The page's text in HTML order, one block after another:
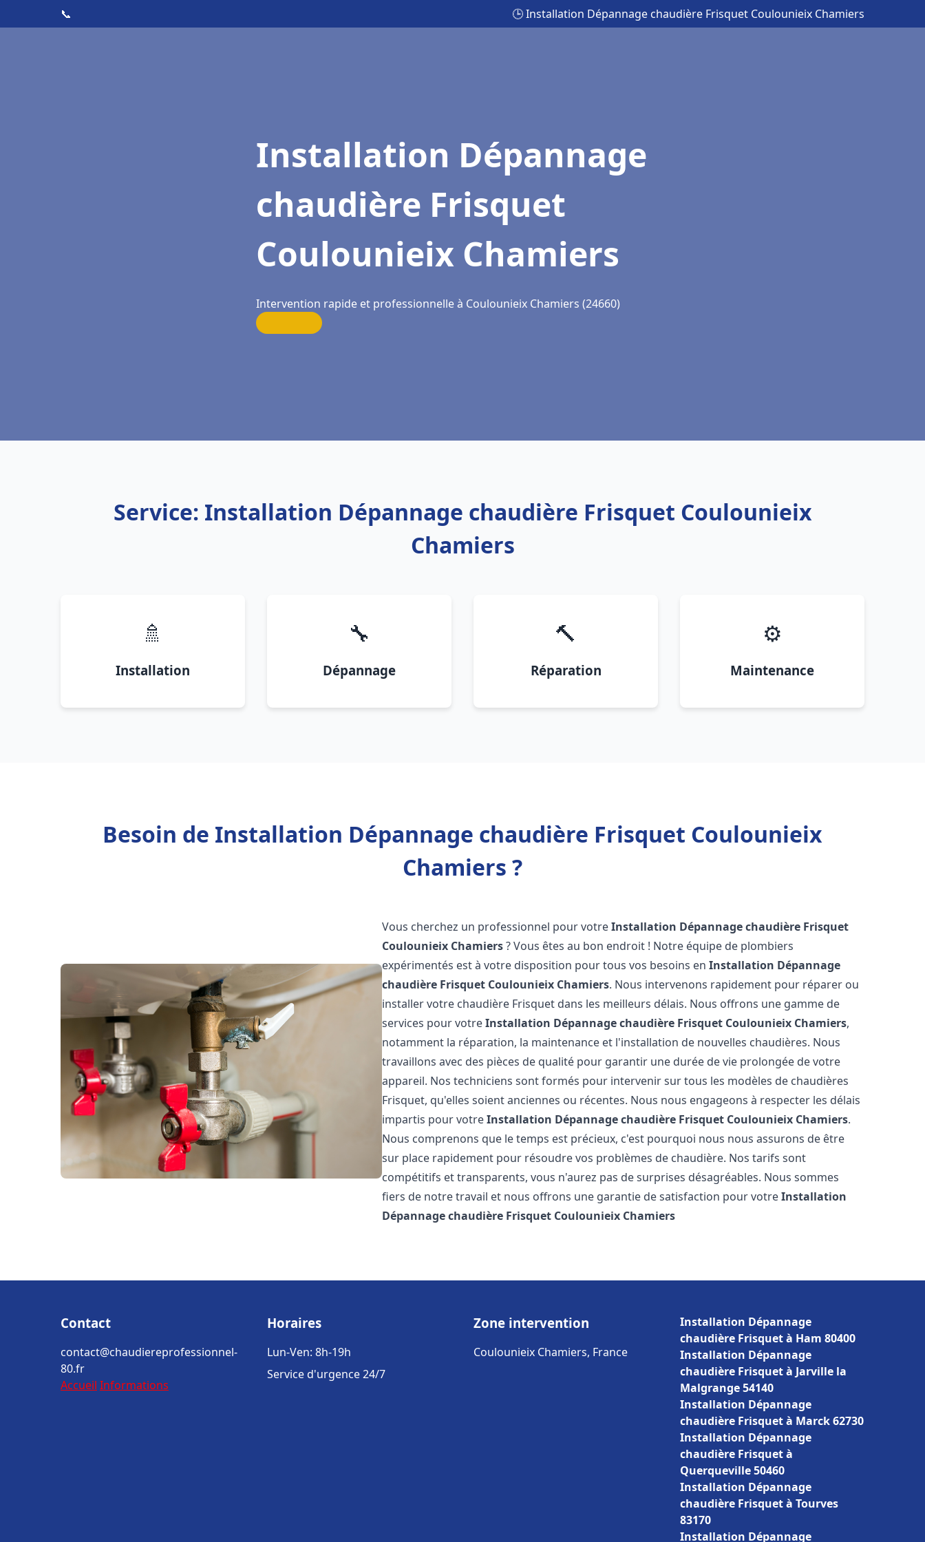
📞 🕒 Installation Dépannage chaudière Frisquet Coulounieix Chamiers
Installation Dépannage
chaudière Frisquet
Coulounieix Chamiers
Intervention rapide et professionnelle à Coulounieix Chamiers (24660)
Service: Installation Dépannage chaudière Frisquet Coulounieix
Chamiers
🚿
Installation
🔧
Dépannage
🔨
Réparation
⚙️
Maintenance
Besoin de Installation Dépannage chaudière Frisquet Coulounieix
Chamiers ?
Vous cherchez un professionnel pour votreInstallation Dépannage chaudière Frisquet
Coulounieix Chamiers? Vous êtes au bon endroit ! Notre équipe de plombiers
expérimentés est à votre disposition pour tous vos besoins enInstallation Dépannage
chaudière Frisquet Coulounieix Chamiers. Nous intervenons rapidement pour réparer ou
installer votre chaudière Frisquet dans les meilleurs délais. Nous offrons une gamme de
services pour votreInstallation Dépannage chaudière Frisquet Coulounieix Chamiers,
notamment la réparation, la maintenance et l'installation de nouvelles chaudières. Nous
travaillons avec des pièces de qualité pour garantir une durée de vie prolongée de votre
appareil. Nos techniciens sont formés pour intervenir sur tous les modèles de chaudières
Frisquet, qu'elles soient anciennes ou récentes. Nous nous engageons à respecter les délais
impartis pour votreInstallation Dépannage chaudière Frisquet Coulounieix Chamiers.
Nous comprenons que le temps est précieux, c'est pourquoi nous nous assurons de être
sur place rapidement pour résoudre vos problèmes de chaudière. Nos tarifs sont
compétitifs et transparents, vous n'aurez pas de surprises désagréables. Nous sommes
fiers de notre travail et nous offrons une garantie de satisfaction pour votreInstallation
Dépannage chaudière Frisquet Coulounieix Chamiers
Contact
contact@chaudiereprofessionnel-
80.fr
Accueil Informations
Horaires
Lun-Ven: 8h-19h
Service d'urgence 24/7
Zone intervention
Coulounieix Chamiers, France
Installation Dépannage
chaudière Frisquet à Ham 80400
Installation Dépannage
chaudière Frisquet à Jarville la
Malgrange 54140
Installation Dépannage
chaudière Frisquet à Marck 62730
Installation Dépannage
chaudière Frisquet à
Querqueville 50460
Installation Dépannage
chaudière Frisquet à Tourves
83170
Installation Dépannage